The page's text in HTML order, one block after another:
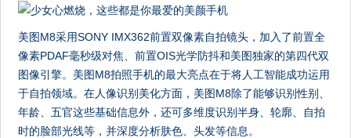
美图M8采用SONY IMX362前置双像素自拍镜头，加入了前置全
像素PDAF毫秒级对焦、前置OIS光学防抖和美图独家的第四代双
图像引擎。美图M8拍照手机的最大亮点在于将人工智能成功运用
于自拍领域。在人像识别美化方面，美图M8除了能够识别性别、
年龄、五官这些基础信息外，还可多维度识别半身、轮廓、自拍
时的脸部光线等，并深度分析肤色、头发等信息。